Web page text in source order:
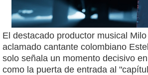
El destacado productor musical
aclamado cantante colombiano
solo señala un momento decisivo
como la puerta de entrada al